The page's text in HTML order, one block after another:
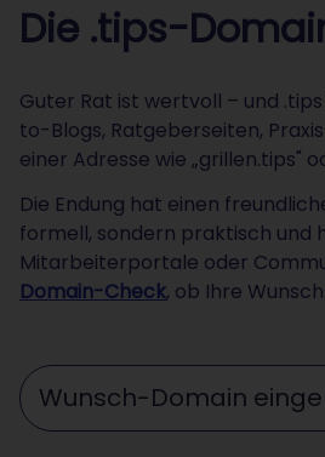
Die .tips-
Guter Rat ist wertvoll – und
to-Blogs, Ratgeberseiten,
einer Adresse wie „grillen.tips"
Die Endung hat einen
formell, sondern praktisch und
Mitarbeiterportale oder
Domain-Check, ob Ihre
Wunschdomain eingeben ...